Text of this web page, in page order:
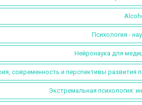
Психология -
Нейронаука для
современность и перспективы развития
Экстремальная психология: